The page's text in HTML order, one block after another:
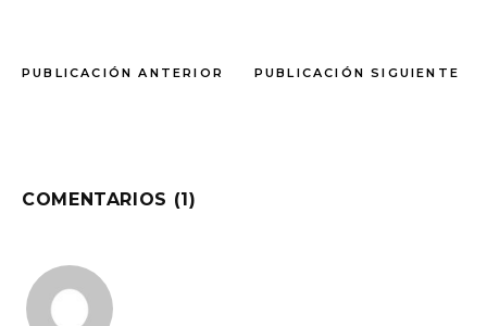
PUBLICACIÓN ANTERIOR PUBLICACIÓN SIGUIENTE
COMENTARIOS (1)